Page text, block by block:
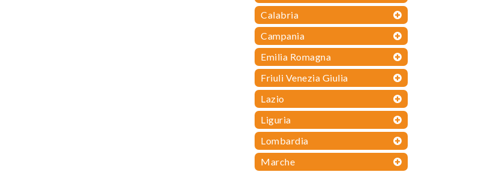
Calabria
Campania
Emilia Romagna
Friuli Venezia Giulia
Lazio
Liguria
Lombardia
Marche